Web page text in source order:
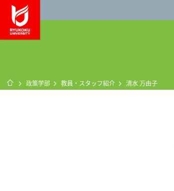
ホーム
政策学部 教員・スタッフ紹介 清水 万由子